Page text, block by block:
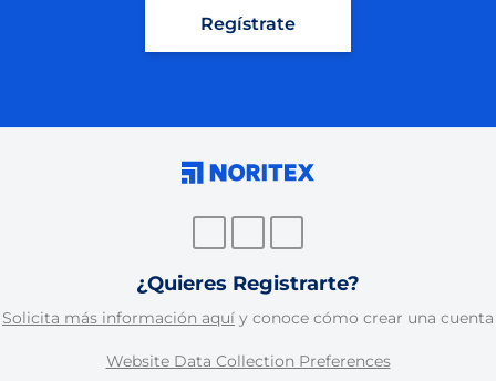
Regístrate
¿Quieres Registrarte?
Solicita más información aquí y conoce cómo crear una cuenta
Website Data Collection Preferences